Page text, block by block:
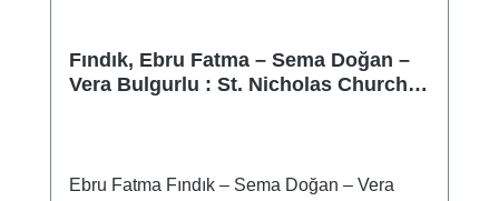
Fındık, Ebru Fatma – Sema Doğan –
Vera Bulgurlu : St. Nicholas Church
Ebru Fatma Fındık – Sema Doğan – Vera